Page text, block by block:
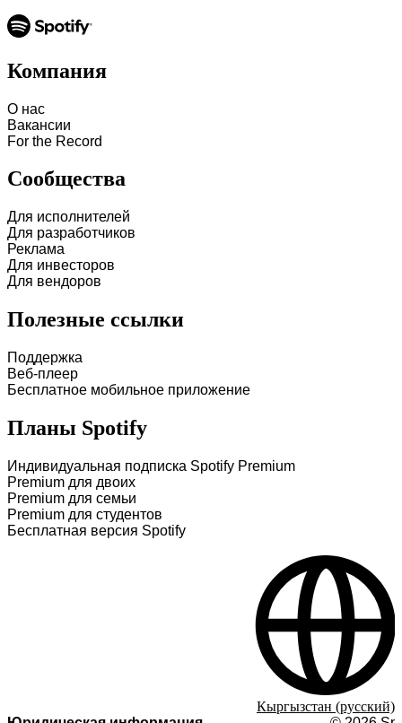
Компания
О нас
Вакансии
For the Record
Сообщества
Для исполнителей
Для разработчиков
Реклама
Для инвесторов
Для вендоров
Полезные ссылки
Поддержка
Веб-плеер
Бесплатное мобильное приложение
Планы Spotify
Индивидуальная подписка Spotify Premium
Premium для двоих
Premium для семьи
Premium для студентов
Бесплатная версия Spotify
Кыргызстан (русский)